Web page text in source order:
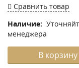
Сравнить товар
Наличие:
менеджера
В корзину